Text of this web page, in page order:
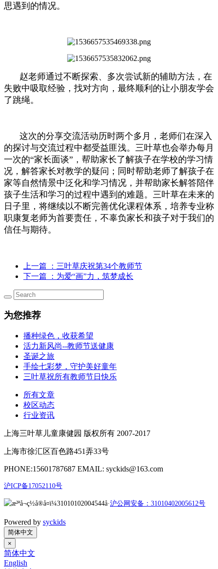
思遇到的情况。
赵老师通过不断探索、多次尝试新的辅助方法，在
失败中吸取经验，找对方向，最终顺利的让小朋友学会
了跳绳。
这次的分享交流活动历时两个多月，老师们在深入
的探讨与交流过程中都受益匪浅。三叶草也会举办每月
一次的“家长面谈”，帮助家长了解孩子在学校的学习情
况，解答家长对教学的疑问；同时帮助老师了解孩子在
家等自然情景中泛化和学习情况，并帮助家长解答陪伴
孩子生活和学习的过程中遇到的难题。三叶草在未来的
日子里，将继续以不断完善优化课程体系，培养专业称
职康复老师为首要责任，不辜负家长和孩子对于我们的
信任与期待。
上一篇
：三叶草庆祝第34个教师节
下一篇
：为爱“画”力，筑梦成长
为您推荐
播种绿色，收获希望
活力新风尚--教师节送健康
圣诞之旅
手绘七彩梦，守护美好童年
三叶草祝所有教师节日快乐
所有文章
校区动态
行业资讯
上海三叶草儿童康健园 版权所有 2007-2017
上海市徐汇区百色路451弄33号
PHONE:15601787687 EMAIL: syckids@163.com
沪ICP备17052110号
沪公网安备：31010402005612号
Powered by syckids
简体中文
×
简体中文
English